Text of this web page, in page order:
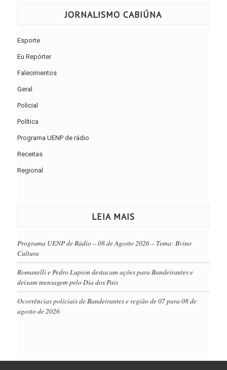
JORNALISMO CABIÚNA
Esporte
Eu Repórter
Falecimentos
Geral
Policial
Política
Programa UENP de rádio
Receitas
Regional
LEIA MAIS
Programa UENP de Rádio – 08 de Agosto 2026 – Tema: Bvino
Cultura
Romanelli e Pedro Lupion destacam ações para Bandeirantes e
deixam mensagem pelo Dia dos Pais
Ocorrências policiais de Bandeirantes e região de 07 para 08 de
agosto de 2026